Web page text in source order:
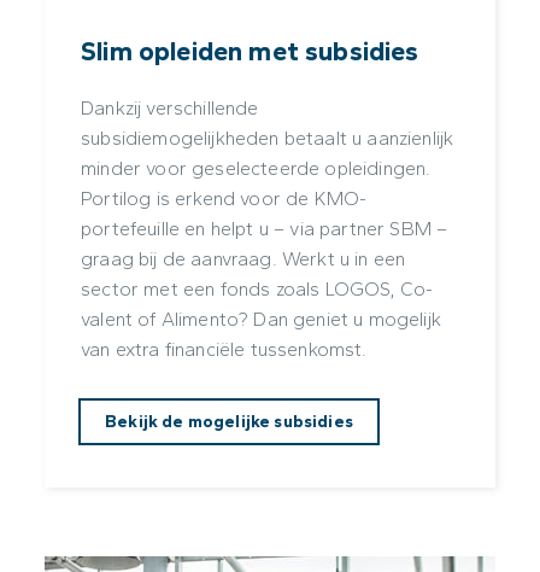
Slim opleiden met subsidies
Dankzij verschillende
subsidiemogelijkheden betaalt u aanzienlijk
minder voor geselecteerde opleidingen.
Portilog is erkend voor de KMO-
portefeuille en helpt u – via partner SBM –
graag bij de aanvraag. Werkt u in een
sector met een fonds zoals LOGOS, Co-
valent of Alimento? Dan geniet u mogelijk
van extra financiële tussenkomst.
Bekijk de mogelijke subsidies